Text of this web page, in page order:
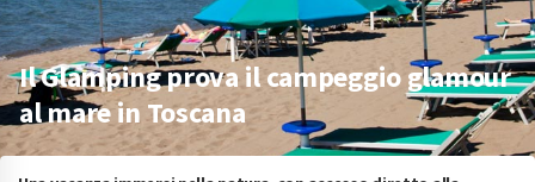
Il Glamping prova il campeggio glamour
al mare in Toscana